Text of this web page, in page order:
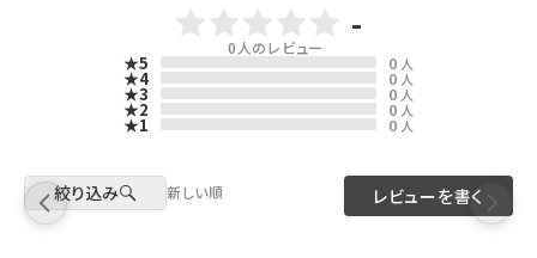
-
0 人のレビュー
★5 0 人
★4 0 人
★3 0 人
★2 0 人
★1 0 人
絞り込み 新しい順 レビューを書く